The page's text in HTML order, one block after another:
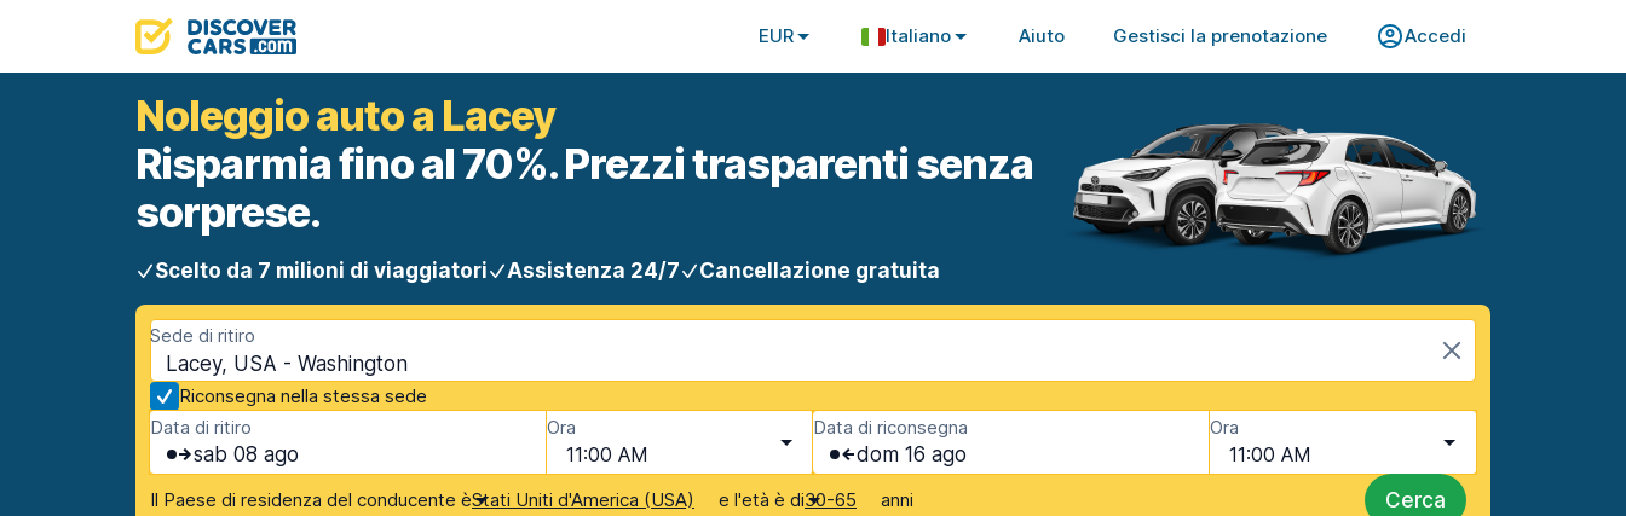
EUR Italiano Aiuto Gestisci la prenotazione Accedi
Noleggio auto a Lacey
Risparmia fino al 70%. Prezzi trasparenti senza
sorprese.
Scelto da 7 milioni di viaggiatori Assistenza 24/7 Cancellazione gratuita
Sede di ritiro
Lacey, USA - Washington
Riconsegna nella stessa sede
Data di ritiro
sab 08 ago
Ora
11:00 AM
Data di riconsegna
dom 16 ago
Ora
11:00 AM
Il Paese di residenza del conducente èStati Uniti d'America (USA) e l'età è di30-65 anni Cerca